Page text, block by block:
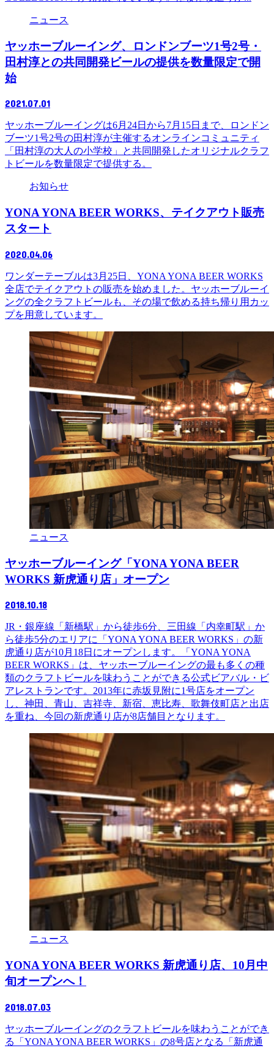
ニュース
ヤッホーブルーイング、ロンドンブーツ1号2号・
田村淳との共同開発ビールの提供を数量限定で開
始
2021.07.01
ヤッホーブルーイングは6月24日から7月15日まで、ロンドン
ブーツ1号2号の田村淳が主催するオンラインコミュニティ
「田村淳の大人の小学校」と共同開発したオリジナルクラフ
トビールを数量限定で提供する。
お知らせ
YONA YONA BEER WORKS、テイクアウト販売
スタート
2020.04.06
ワンダーテーブルは3月25日、YONA YONA BEER WORKS
全店でテイクアウトの販売を始めました。ヤッホーブルーイ
ングの全クラフトビールも、その場で飲める持ち帰り用カッ
プを用意しています。
ニュース
ヤッホーブルーイング「YONA YONA BEER
WORKS 新虎通り店」オープン
2018.10.18
JR・銀座線「新橋駅」から徒歩6分、三田線「内幸町駅」か
ら徒歩5分のエリアに「YONA YONA BEER WORKS」の新
虎通り店が10月18日にオープンします。「YONA YONA
BEER WORKS」は、ヤッホーブルーイングの最も多くの種
類のクラフトビールを味わうことができる公式ビアバル・ビ
アレストランです。2013年に赤坂見附に1号店をオープン
し、神田、青山、吉祥寺、新宿、恵比寿、歌舞伎町店と出店
を重ね、今回の新虎通り店が8店舗目となります。
ニュース
YONA YONA BEER WORKS 新虎通り店、10月中
旬オープンへ！
2018.07.03
ヤッホーブルーイングのクラフトビールを味わうことができ
る「YONA YONA BEER WORKS」の8号店となる「新虎通